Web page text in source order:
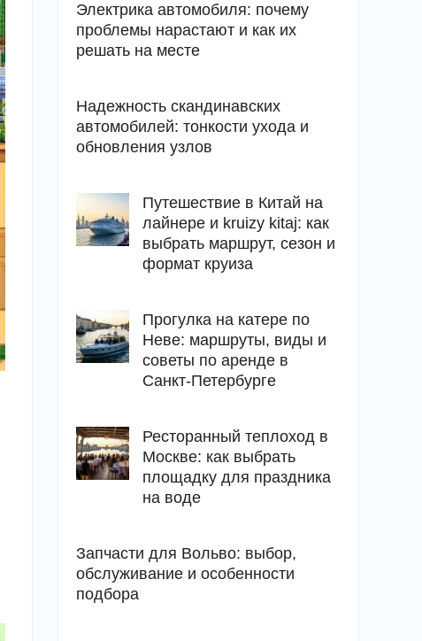
Электрика автомобиля: почему
проблемы нарастают и как их
решать на месте
Надежность скандинавских
автомобилей: тонкости ухода и
обновления узлов
Путешествие в Китай на
лайнере и kruizy kitaj: как
выбрать маршрут, сезон и
формат круиза
Прогулка на катере по
Неве: маршруты, виды и
советы по аренде в
Санкт-Петербурге
Ресторанный теплоход в
Москве: как выбрать
площадку для праздника
на воде
Запчасти для Вольво: выбор,
обслуживание и особенности
подбора